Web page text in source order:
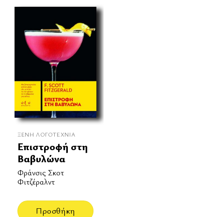
ΞΈΝΗ ΛΟΓΟΤΕΧΝΊΑ
Επιστροφή στη
Βαβυλώνα
Φράνσις Σκοτ
Φιτζέραλντ
Προσθήκη